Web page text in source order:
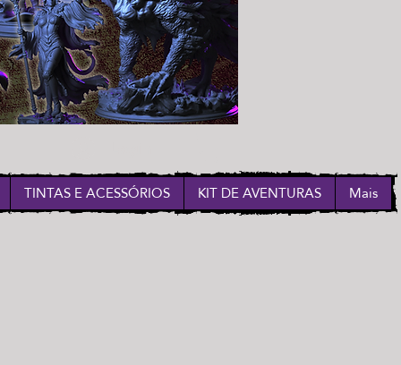
TINTAS E ACESSÓRIOS KIT DE AVENTURAS Mais